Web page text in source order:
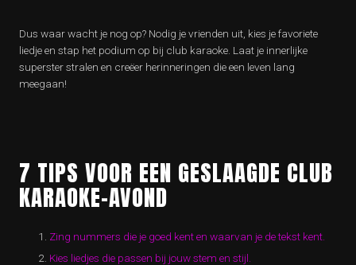
Dus waar wacht je nog op? Nodig je vrienden uit, kies je favoriete
liedje en stap het podium op bij club karaoke. Laat je innerlijke
superster stralen en creëer herinneringen die een leven lang
meegaan!
7 TIPS VOOR EEN GESLAAGDE CLUB
KARAOKE-AVOND
Zing nummers die je goed kent en waarvan je de tekst kent.
Kies liedjes die passen bij jouw stem en stijl.